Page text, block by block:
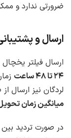
ضرورتی ندارد و
ارسال و
ارسال فیلتر یخچال
۲۴ تا ۴۸ ساعت
لردگان نیز ارسال
میانگین زمان تحویل ۲ تا ۳ روز
در صورت تردید